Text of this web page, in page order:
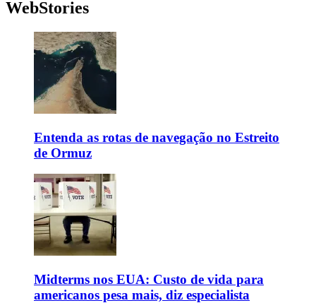
WebStories
Entenda as rotas de navegação no Estreito
de Ormuz
Midterms nos EUA: Custo de vida para
americanos pesa mais, diz especialista